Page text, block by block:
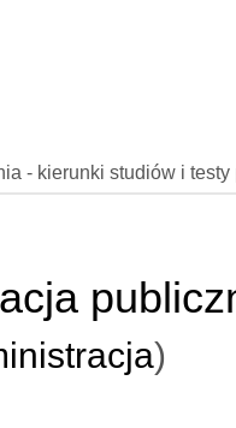
- kierunki studiów i
)